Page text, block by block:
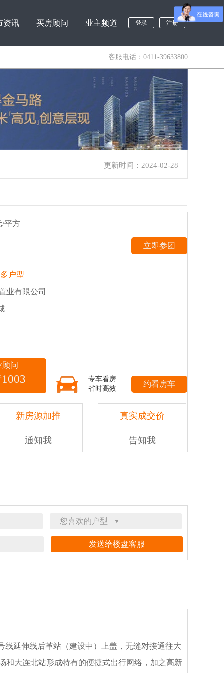
资讯 买房顾问 业主频道 登录 注册
客服电话：0411-39633800
更新时间：2024-02-28
/平方
户型
业有限公司
顾问
专车看房
省时高效
新房源加推
通知我
真实成交价
告知我
线延伸线后革站（建设中）上盖，无缝对接通往大
和大连北站形成特有的便捷式出行网络，加之高新